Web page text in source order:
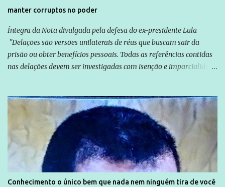
manter corruptos no poder
Íntegra da Nota divulgada pela defesa do ex-presidente Lula
"Delações são versões unilaterais de réus que buscam sair da
prisão ou obter benefícios pessoais. Todas as referências contidas
nas delações devem ser investigadas com isenção e imparcialidade
Globo manteve com o Grupo Odebrecht, citada na delação de
Emílio Odebrecht. Lula sempre atuou para promover o Brasil no
exterior, e não para promover determinadas empresas ou
empresários" Assina a nota o advogado Cristiano Zanin Martins
Conhecimento o único bem que nada nem ninguém tira de você